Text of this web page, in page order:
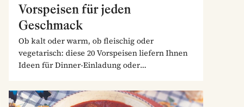
Vorspeisen für jeden
Geschmack
Ob kalt oder warm, ob fleischig oder
vegetarisch: diese 20 Vorspeisen liefern Ihnen
Ideen für Dinner-Einladung oder